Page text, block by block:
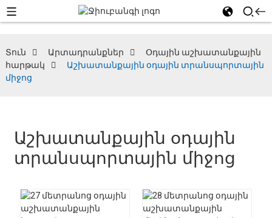
Տուն Արտադրանքներ
Օդային աշխատանքային
հարթակ
Աշխատանքային օդային տրանսպորտային
միջոց
Աշխատանքային օդային
տրանսպորտային միջոց